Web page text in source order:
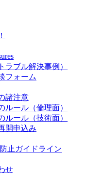
ラブル解決事例）
フォーム
諸注意
ルール（倫理面）
ルール（技術面）
開申込み
止ガイドライン
せ